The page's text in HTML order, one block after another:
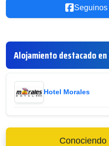
Alojamiento destacado
Hotel Morales
Conociendo